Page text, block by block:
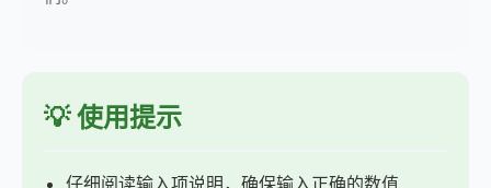
💡 使用提示
仔细阅读输入项说明，确保输入正确的数值